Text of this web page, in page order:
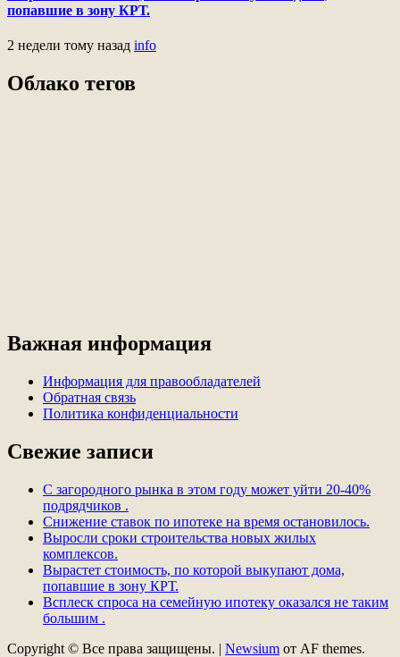
попавшие в зону КРТ.
2 недели тому назад info
Облако тегов
Важная информация
Информация для правообладателей
Обратная связь
Политика конфиденциальности
Свежие записи
С загородного рынка в этом году может уйти 20-40%
подрядчиков .
Снижение ставок по ипотеке на время остановилось.
Выросли сроки строительства новых жилых
комплексов.
Вырастет стоимость, по которой выкупают дома,
попавшие в зону КРТ.
Всплеск спроса на семейную ипотеку оказался не таким
большим .
Copyright © Все права защищены. | Newsium от AF themes.